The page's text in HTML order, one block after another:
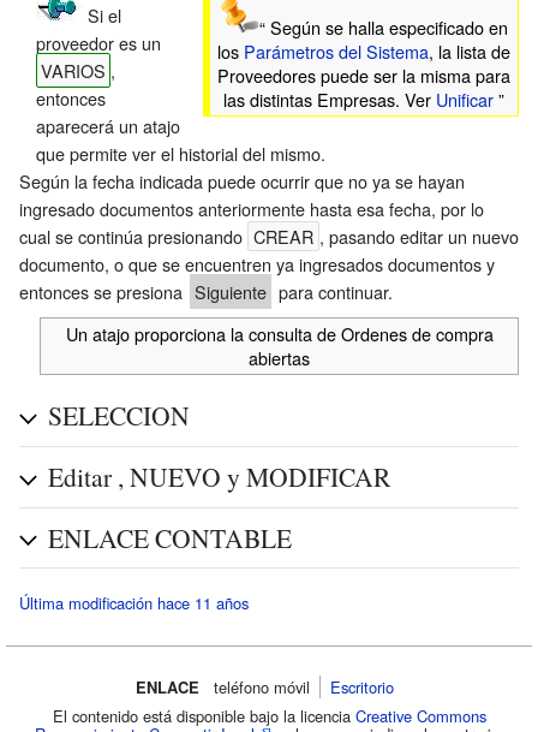
“ Según se halla especificado en
los Parámetros del Sistema, la lista de
Proveedores puede ser la misma para
las distintas Empresas. Ver Unificar”
Si el
proveedor es un
VARIOS ,
entonces
aparecerá un atajo
que permite ver el historialdel mismo.
Según la fecha indicada puede ocurrir que no ya se hayan
ingresado documentos anteriormente hasta esa fecha, por lo
cual se continúa presionando CREAR , pasando editar un nuevo
documento, o que se encuentren ya ingresados documentos y
entonces se presiona Siguiente para continuar.
Un atajo proporciona la consulta deOrdenes de compra
abiertas
SELECCION
Editar , NUEVO y MODIFICAR
ENLACE CONTABLE
Última modificación hace 11 años
ENLACE teléfono móvil‌
Escritorio
El contenido está disponible bajo la licencia Creative Commons